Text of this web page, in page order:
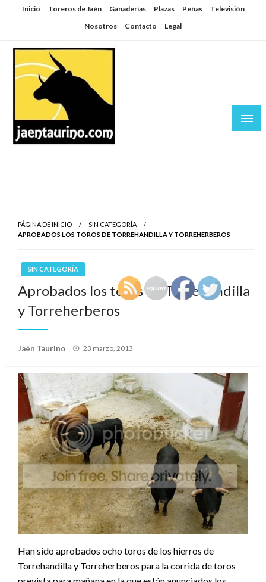
SaltarInicio Toreros de Jaén Ganaderías Plazas Peñas
Televisión
Nosotros
Contacto Legal
PÁGINA DE INICIO
SIN CATEGORÍA
APROBADOS LOS TOROS DE TORREHANDILLA Y TORREHERBEROS
SIN CATEGORÍA
Aprobados los toros de Torrehandilla
y Torreherberos
Jaén Taurino
Publicado
23 marzo, 2013
Han sido aprobados ocho toros de los hierros de
Torrehandilla y Torreherberos para la corrida de toros